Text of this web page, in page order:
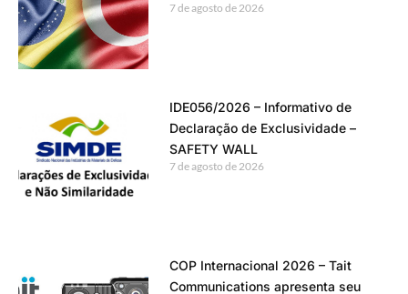
7 de agosto de 2026
IDE056/2026 – Informativo de
Declaração de Exclusividade –
SAFETY WALL
7 de agosto de 2026
COP Internacional 2026 – Tait
Communications apresenta seu